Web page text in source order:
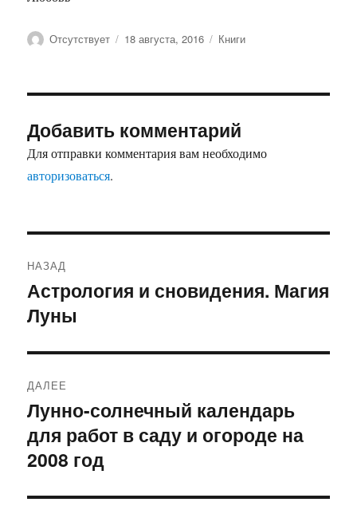
Автор
Отсутствует Опубликовано
18 августа, 2016 Рубрики
Книги
Добавить комментарий
Для отправки комментария вам необходимо
авторизоваться.
по
записям
НАЗАД
Предыдущая
запись:
Астрология и сновидения. Магия
Луны
ДАЛЕЕ
Следующая
запись:
Лунно-солнечный календарь
для работ в саду и огороде на
2008 год